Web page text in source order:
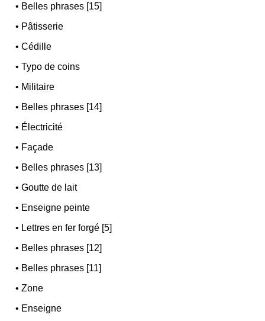
• Belles phrases [15]
• Pâtisserie
•Cédille
•Typo de coins
• Militaire
• Belles phrases [14]
• Électricité
• Façade
• Belles phrases [13]
•Goutte de lait
• Enseigne peinte
• Lettres en fer forgé [5]
• Belles phrases [12]
• Belles phrases [11]
•Zone
• Enseigne